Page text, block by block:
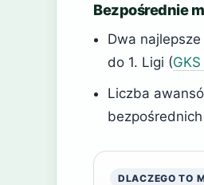
Bezpośrednie
Dwa
do 1. Ligi (
Liczba
DLACZEGO TO